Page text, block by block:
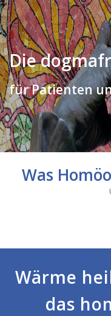
Die
für Patienten
Was
Wärme
das